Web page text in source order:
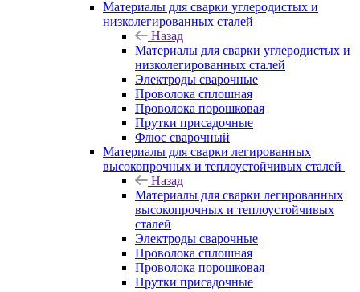
Материалы для сварки углеродистых и
низколегированных сталей
Назад
Материалы для сварки углеродистых и
низколегированных сталей
Электроды сварочные
Проволока сплошная
Проволока порошковая
Прутки присадочные
Флюс сварочный
Материалы для сварки легированных
высокопрочных и теплоустойчивых сталей
Назад
Материалы для сварки легированных
высокопрочных и теплоустойчивых
сталей
Электроды сварочные
Проволока сплошная
Проволока порошковая
Прутки присадочные